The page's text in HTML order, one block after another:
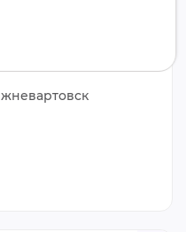
ОКРУГЕ-
защита, Правовое